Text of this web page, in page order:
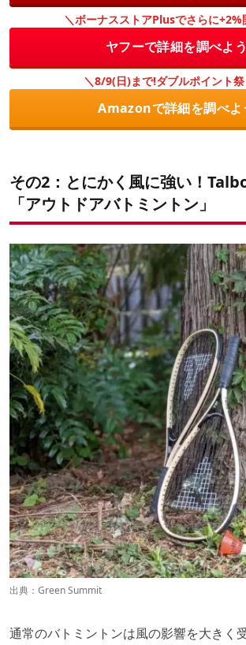
＼ボーナスストアPlusでさらに+2%
ヤフーで詳細を調べよう
＼8/9(日)まで!ダブルポイント
Amazonで詳細を調べよ
その2：とにかく風に強い！
「アウトドアバトミントン」
出典： Green Summit
通常のバトミントンは風の影響を大きく